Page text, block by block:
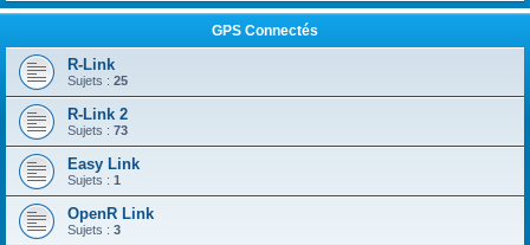
GPS Connectés
R-Link
Sujets : 25
R-Link 2
Sujets : 73
Easy Link
Sujets : 1
OpenR Link
Sujets : 3